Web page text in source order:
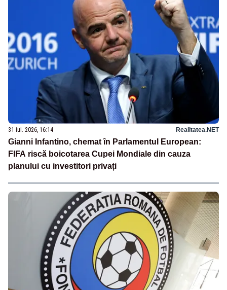
31 iul. 2026, 16:14 Realitatea.NET
Gianni Infantino, chemat în Parlamentul European:
FIFA riscă boicotarea Cupei Mondiale din cauza
planului cu investitori privați